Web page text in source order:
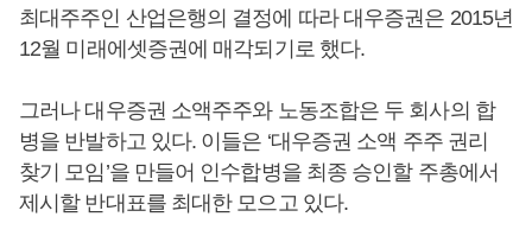
최대주주인 산업은행의 결정에 따라 대우증권은 2015년
12월 미래에셋증권에 매각되기로 했다.
그러나 대우증권 소액주주와 노동조합은 두 회사의 합
병을 반발하고 있다. 이들은 ‘대우증권 소액 주주 권리
찾기 모임’을 만들어 인수합병을 최종 승인할 주총에서
제시할 반대표를 최대한 모으고 있다.